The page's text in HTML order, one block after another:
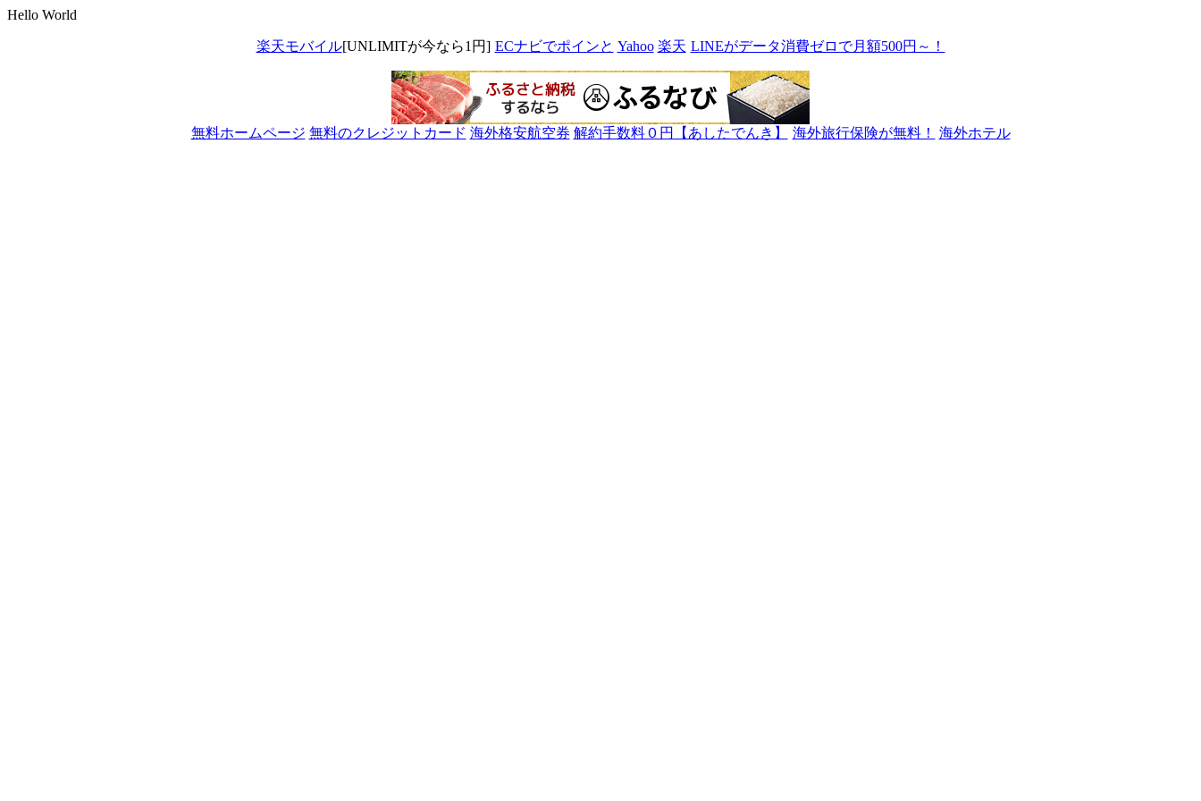
Hello World
楽天モバイル[UNLIMITが今なら1円] ECナビでポインと Yahoo 楽天 LINEがデータ消費ゼロで月額500円～！
無料ホームページ 無料のクレジットカード 海外格安航空券 解約手数料０円【あしたでんき】 海外旅行保険が無料！ 海外ホテル